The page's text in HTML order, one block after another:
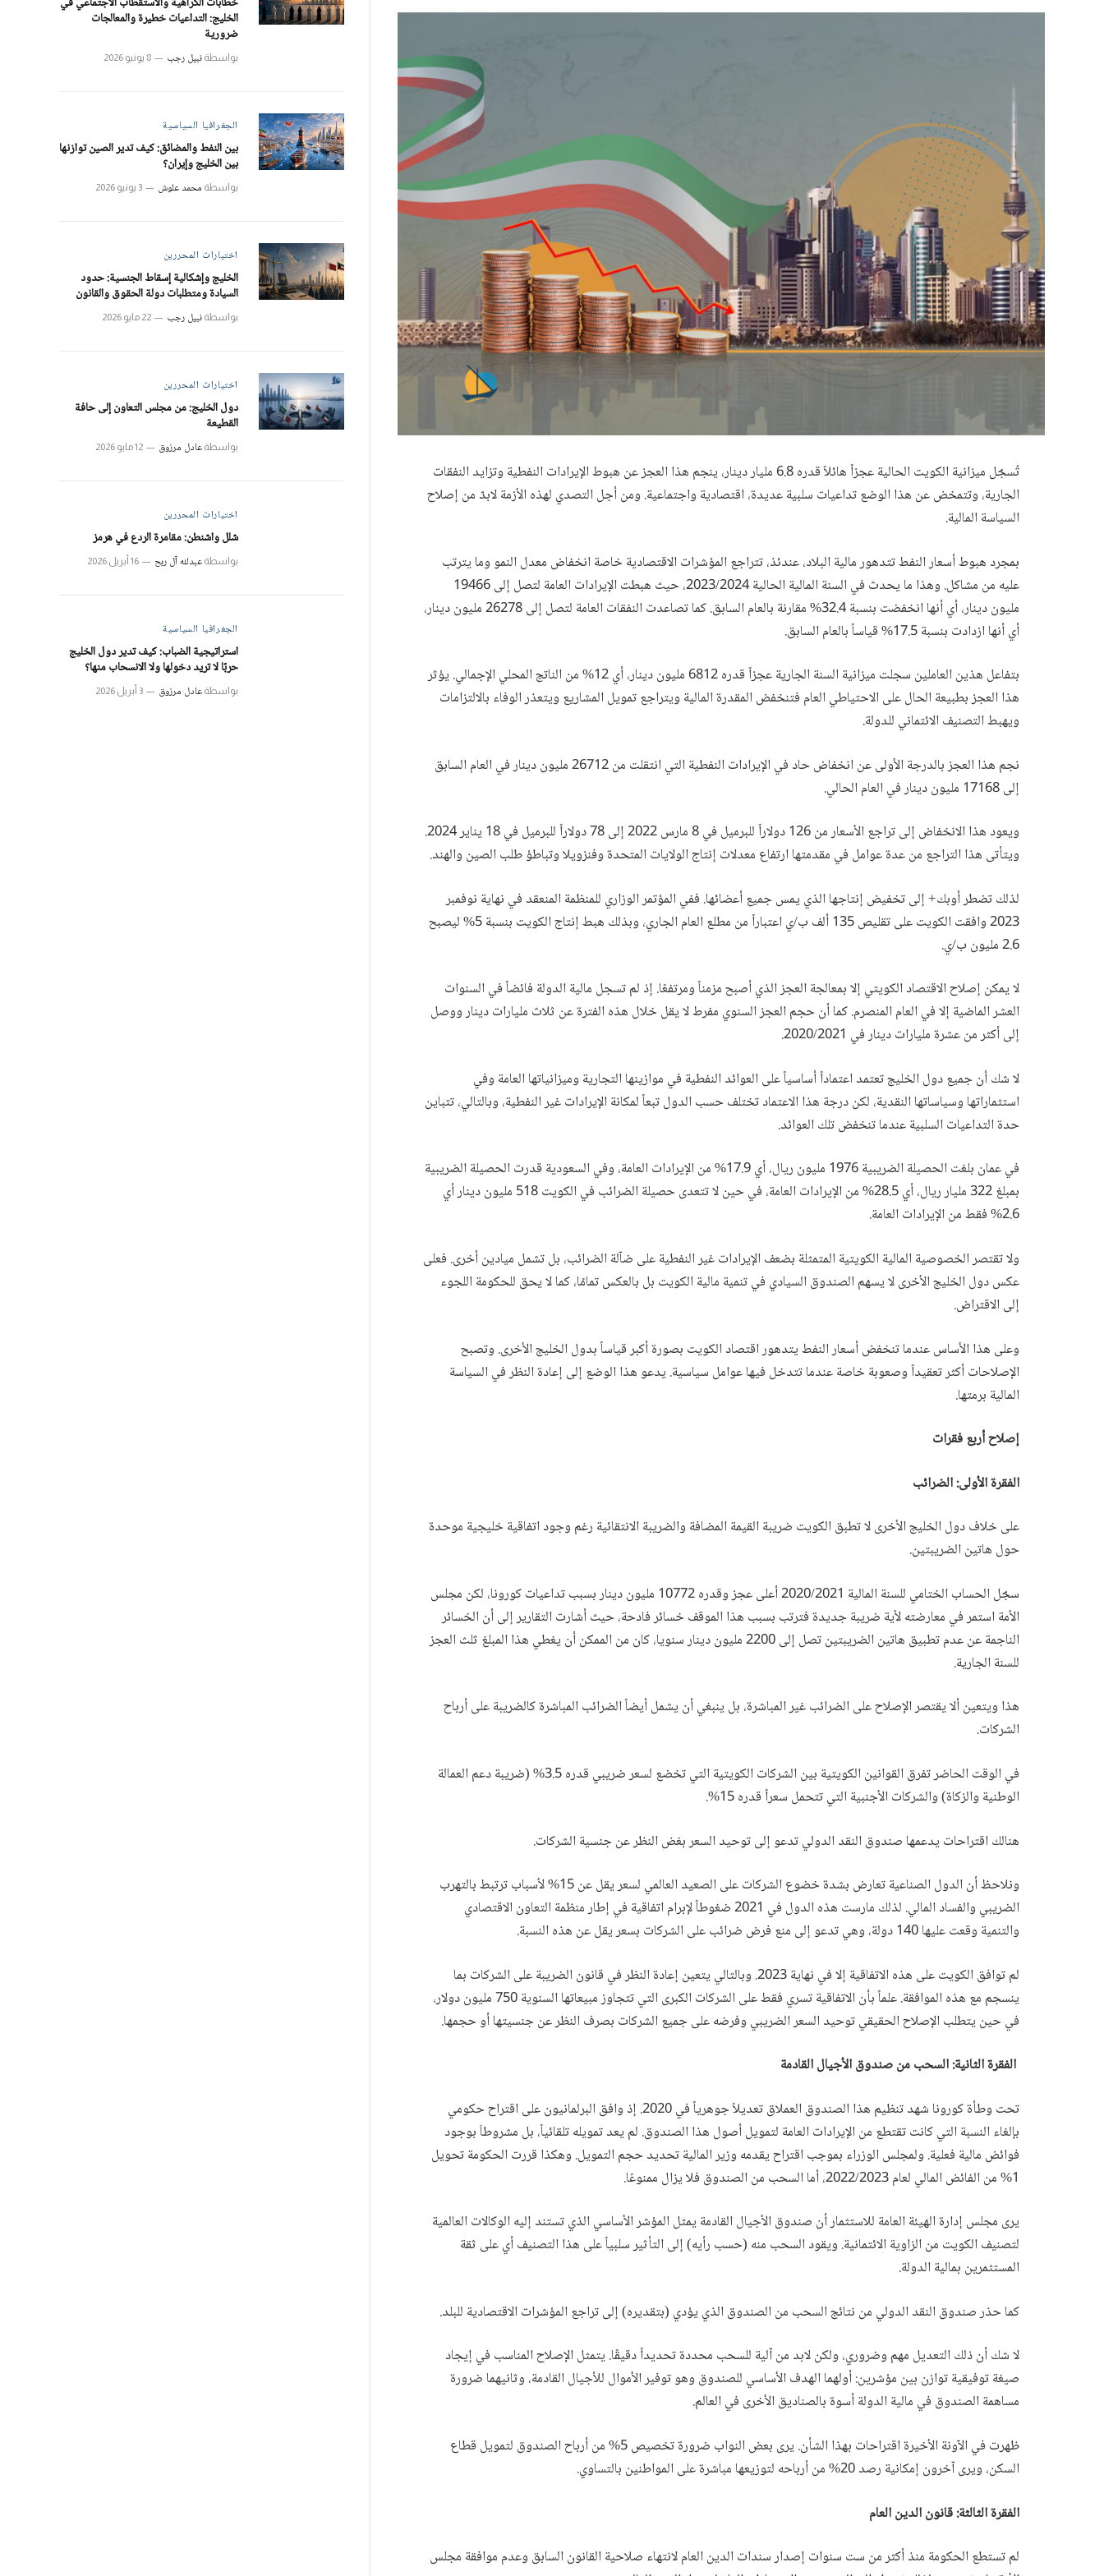
تُسجّل ميزانية الكويت الحالية عجزاً هائلاً قدره 6.8 مليار دينار، ينجم هذا العجز عن هبوط الإيرادات النفطية وتزايد النفقات
الجارية، وتتمخض عن هذا الوضع تداعيات سلبية عديدة، اقتصادية واجتماعية. ومن أجل التصدي لهذه الأزمة لابدّ من إصلاح
السياسة المالية.
بمجرد هبوط أسعار النفط تتدهور مالية البلاد، عندئذ، تتراجع المؤشرات الاقتصادية خاصة انخفاض معدل النمو وما يترتب
عليه من مشاكل. وهذا ما يحدث في السنة المالية الحالية 2023/2024، حيث هبطت الإيرادات العامة لتصل إلى 19466
مليون دينار، أي أنها انخفضت بنسبة 32.4% مقارنة بالعام السابق. كما تصاعدت النفقات العامة لتصل إلى 26278 مليون دينار،
أي أنها ازدادت بنسبة 17.5% قياساً بالعام السابق.
بتفاعل هذين العاملين سجلت ميزانية السنة الجارية عجزاً قدره 6812 مليون دينار، أي 12% من الناتج المحلي الإجمالي. يؤثر
هذا العجز بطبيعة الحال على الاحتياطي العام فتنخفض المقدرة المالية ويتراجع تمويل المشاريع ويتعذر الوفاء بالالتزامات
ويهبط التصنيف الائتماني للدولة.
نجم هذا العجز بالدرجة الأولى عن انخفاض حاد في الإيرادات النفطية التي انتقلت من 26712 مليون دينار في العام السابق
إلى 17168 مليون دينار في العام الحالي.
ويعود هذا الانخفاض إلى تراجع الأسعار من 126 دولاراً للبرميل في 8 مارس 2022 إلى 78 دولاراً للبرميل في 18 يناير 2024.
ويتأتى هذا التراجع من عدة عوامل في مقدمتها ارتفاع معدلات إنتاج الولايات المتحدة وفنزويلا وتباطؤ طلب الصين والهند.
لذلك تضطر أوبك+ إلى تخفيض إنتاجها الذي يمس جميع أعضائها. ففي المؤتمر الوزاري للمنظمة المنعقد في نهاية نوفمبر
2023 وافقت الكويت على تقليص 135 ألف ب/ي اعتباراً من مطلع العام الجاري، وبذلك هبط إنتاج الكويت بنسبة 5% ليصبح
2.6 مليون ب/ي.
لا يمكن إصلاح الاقتصاد الكويتي إلا بمعالجة العجز الذي أصبح مزمناً ومرتفعًا. إذ لم تسجل مالية الدولة فائضاً في السنوات
العشر الماضية إلا في العام المنصرم. كما أن حجم العجز السنوي مفرط لا يقل خلال هذه الفترة عن ثلاث مليارات دينار ووصل
إلى أكثر من عشرة مليارات دينار في 2020/2021.
لا شك أن جميع دول الخليج تعتمد اعتماداً أساسياً على العوائد النفطية في موازينها التجارية وميزانياتها العامة وفي
استثماراتها وسياساتها النقدية، لكن درجة هذا الاعتماد تختلف حسب الدول تبعاً لمكانة الإيرادات غير النفطية، وبالتالي، تتباين
حدة التداعيات السلبية عندما تنخفض تلك العوائد.
في عمان بلغت الحصيلة الضريبية 1976 مليون ريال، أي 17.9% من الإيرادات العامة، وفي السعودية قدرت الحصيلة الضريبية
بمبلغ 322 مليار ريال، أي 28.5% من الإيرادات العامة، في حين لا تتعدى حصيلة الضرائب في الكويت 518 مليون دينار أي
2.6% فقط من الإيرادات العامة.
ولا تقتصر الخصوصية المالية الكويتية المتمثلة بضعف الإيرادات غير النفطية على ضآلة الضرائب، بل تشمل ميادين أخرى. فعلى
عكس دول الخليج الأخرى لا يسهم الصندوق السيادي في تنمية مالية الكويت بل بالعكس تمامًا، كما لا يحق للحكومة اللجوء
إلى الاقتراض.
وعلى هذا الأساس عندما تنخفض أسعار النفط يتدهور اقتصاد الكويت بصورة أكبر قياساً بدول الخليج الأخرى. وتصبح
الإصلاحات أكثر تعقيداً وصعوبة خاصة عندما تتدخل فيها عوامل سياسية. يدعو هذا الوضع إلى إعادة النظر في السياسة
المالية برمتها.
إصلاح أربع فقرات
الفقرة الأولى: الضرائب
على خلاف دول الخليج الأخرى لا تطبق الكويت ضريبة القيمة المضافة والضريبة الانتقائية رغم وجود اتفاقية خليجية موحدة
حول هاتين الضريبتين.
سجّل الحساب الختامي للسنة المالية 2020/2021 أعلى عجز وقدره 10772 مليون دينار بسبب تداعيات كورونا، لكن مجلس
الأمة استمر في معارضته لأية ضريبة جديدة فترتب بسبب هذا الموقف خسائر فادحة، حيث أشارت التقارير إلى أن الخسائر
الناجمة عن عدم تطبيق هاتين الضريبتين تصل إلى 2200 مليون دينار سنويا، كان من الممكن أن يغطي هذا المبلغ ثلث العجز
للسنة الجارية.
هذا ويتعين ألا يقتصر الإصلاح على الضرائب غير المباشرة، بل ينبغي أن يشمل أيضاً الضرائب المباشرة كالضريبة على أرباح
الشركات.
في الوقت الحاضر تفرق القوانين الكويتية بين الشركات الكويتية التي تخضع لسعر ضريبي قدره 3.5% (ضريبة دعم العمالة
الوطنية والزكاة) والشركات الأجنبية التي تتحمل سعراً قدره 15%.
هنالك اقتراحات يدعمها صندوق النقد الدولي تدعو إلى توحيد السعر بغض النظر عن جنسية الشركات.
ونلاحظ أن الدول الصناعية تعارض بشدة خضوع الشركات على الصعيد العالمي لسعر يقل عن 15% لأسباب ترتبط بالتهرب
الضريبي والفساد المالي. لذلك مارست هذه الدول في 2021 ضغوطاً لإبرام اتفاقية في إطار منظمة التعاون الاقتصادي
والتنمية وقعت عليها 140 دولة، وهي تدعو إلى منع فرض ضرائب على الشركات بسعر يقل عن هذه النسبة.
لم توافق الكويت على هذه الاتفاقية إلا في نهاية 2023. وبالتالي يتعين إعادة النظر في قانون الضريبة على الشركات بما
ينسجم مع هذه الموافقة. علماً بأن الاتفاقية تسري فقط على الشركات الكبرى التي تتجاوز مبيعاتها السنوية 750 مليون دولار،
في حين يتطلب الإصلاح الحقيقي توحيد السعر الضريبي وفرضه على جميع الشركات بصرف النظر عن جنسيتها أو حجمها.
الفقرة الثانية: السحب من صندوق الأجيال القادمة
تحت وطأة كورونا شهد تنظيم هذا الصندوق العملاق تعديلاً جوهرياً في 2020. إذ وافق البرلمانيون على اقتراح حكومي
بإلغاء النسبة التي كانت تقتطع من الإيرادات العامة لتمويل أصول هذا الصندوق. لم يعد تمويله تلقائياً، بل مشروطاَ بوجود
فوائض مالية فعلية. ولمجلس الوزراء بموجب اقتراح يقدمه وزير المالية تحديد حجم التمويل. وهكذا قررت الحكومة تحويل
1% من الفائض المالي لعام 2022/2023، أما السحب من الصندوق فلا يزال ممنوعًا.
يرى مجلس إدارة الهيئة العامة للاستثمار أن صندوق الأجيال القادمة يمثل المؤشر الأساسي الذي تستند إليه الوكالات العالمية
لتصنيف الكويت من الزاوية الائتمانية. ويقود السحب منه (حسب رأيه) إلى التأثير سلبياً على هذا التصنيف أي على ثقة
المستثمرين بمالية الدولة.
كما حذر صندوق النقد الدولي من نتائج السحب من الصندوق الذي يؤدي (بتقديره) إلى تراجع المؤشرات الاقتصادية للبلد.
لا شك أن ذلك التعديل مهم وضروري، ولكن لابد من آلية للسحب محددة تحديداً دقيقًا. يتمثل الإصلاح المناسب في إيجاد
صيغة توفيقية توازن بين مؤشرين: أولهما الهدف الأساسي للصندوق وهو توفير الأموال للأجيال القادمة، وثانيهما ضرورة
مساهمة الصندوق في مالية الدولة أسوة بالصناديق الأخرى في العالم.
ظهرت في الآونة الأخيرة اقتراحات بهذا الشأن. يرى بعض النواب ضرورة تخصيص 5% من أرباح الصندوق لتمويل قطاع
السكن، ويرى آخرون إمكانية رصد 20% من أرباحه لتوزيعها مباشرة على المواطنين بالتساوي.
الفقرة الثالثة: قانون الدين العام
لم تستطع الحكومة منذ أكثر من ست سنوات إصدار سندات الدين العام لانتهاء صلاحية القانون السابق وعدم موافقة مجلس
الخليج: التداعيات خطيرة والمعالجات
ضرورية
بواسطة نبيل رجب 8 يونيو 2026
الجغرافيا السياسية
بين النفط والمضائق: كيف تدير الصين توازنها
بين الخليج وإيران؟
بواسطة محمد علوش 3 يونيو 2026
اختيارات المحررين
الخليج وإشكالية إسقاط الجنسية: حدود
السيادة ومتطلبات دولة الحقوق والقانون
بواسطة نبيل رجب 22 مايو 2026
اختيارات المحررين
دول الخليج: من مجلس التعاون إلى حافة
القطيعة
بواسطة عادل مرزوق 12 مايو 2026
اختيارات المحررين
شلل واشنطن: مقامرة الردع في هرمز
بواسطة عبدلله آل ربح 16 أبريل 2026
الجغرافيا السياسية
استراتيجية الضباب: كيف تدير دول الخليج
حربًا لا تريد دخولها ولا الانسحاب منها؟
بواسطة عادل مرزوق 3 أبريل 2026